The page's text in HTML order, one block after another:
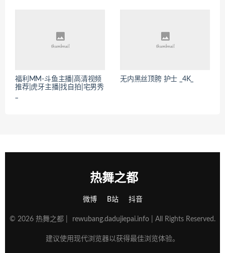
福利MM-斗鱼主播|高清视频
推荐|虎牙主播|找自拍|宅男秀
无内黑丝顶胯 护士 _4K_
热舞之都
微博 B站 抖音
© 2026 热舞之都 | rewubang.dadujiepai.info | All Rights Reserved.
建议使用现代浏览器以获得最佳浏览体验。